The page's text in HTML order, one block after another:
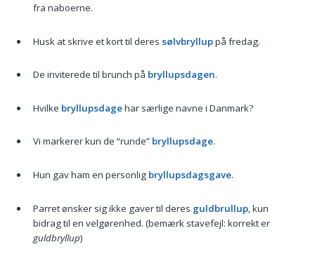
fra naboerne.
Husk at skrive et kort til deres sølvbrylluppå fredag.
De inviterede til brunch på bryllupsdagen.
Hvilke bryllupsdagehar særlige navne i Danmark?
Vi markerer kun de “runde” bryllupsdage.
Hun gav ham en personlig bryllupsdagsgave.
Parret ønsker sig ikke gaver til deres guldbrullup, kun
bidrag til en velgørenhed. (bemærk stavefejl: korrekt er
guldbryllup)